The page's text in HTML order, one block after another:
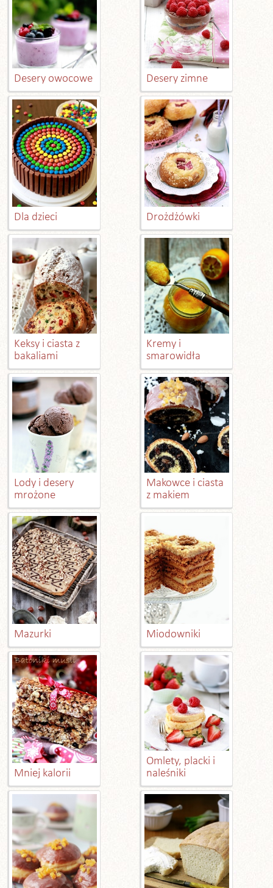
Desery owocowe Desery zimne
Dla dzieci Drożdżówki
Keksy i ciasta z
bakaliami
Kremy i
smarowidła
Lody i desery
mrożone
Makowce i ciasta
z makiem
Mazurki Miodowniki
Mniej kalorii
Omlety, placki i
naleśniki